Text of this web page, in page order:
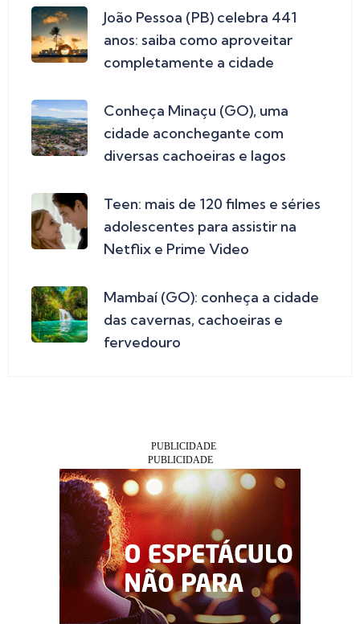
João Pessoa (PB) celebra 441
anos: saiba como aproveitar
completamente a cidade
Conheça Minaçu (GO), uma
cidade aconchegante com
diversas cachoeiras e lagos
Teen: mais de 120 filmes e séries
adolescentes para assistir na
Netflix e Prime Video
Mambaí (GO): conheça a cidade
das cavernas, cachoeiras e
fervedouro